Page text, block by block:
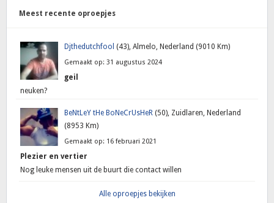
Meest recente oproepjes
Djthedutchfool (43), Almelo, Nederland (9010 Km)
Gemaakt op: 31 augustus 2024
geil
neuken?
BeNtLeY tHe BoNeCrUsHeR (50), Zuidlaren, Nederland
(8953 Km)
Gemaakt op: 16 februari 2021
Plezier en vertier
Nog leuke mensen uit de buurt die contact willen
Alle oproepjes bekijken